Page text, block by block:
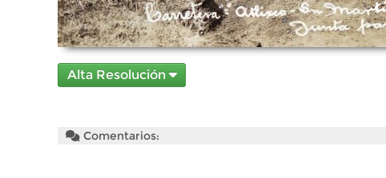
Alta Resolución
Comentarios: